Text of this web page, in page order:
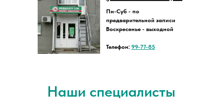
Пн-Суб - по
предварительной записи
Воскресенье - выходной
Телефон: 99-77-85
Наши специалисты